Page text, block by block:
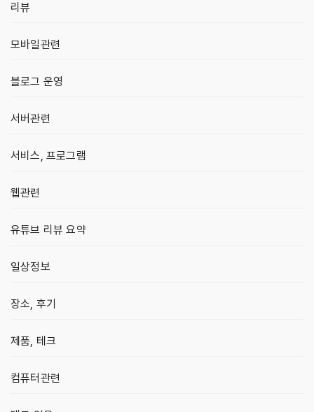
리뷰
모바일관련
블로그 운영
서버관련
서비스, 프로그램
웹관련
유튜브 리뷰 요약
일상정보
장소, 후기
제품, 테크
컴퓨터관련